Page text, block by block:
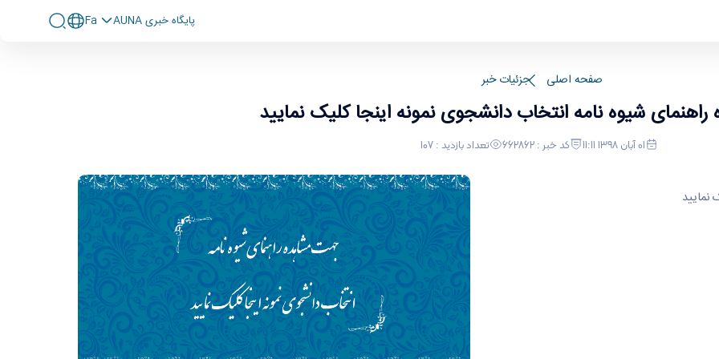
پايگاه خبری AUNA Fa
صفحه اصلی جزئیات خبر
شیوه نامه انتخاب دانشجوی نمونه اینجا کلیک نمایید
01 آبان 1398 11:11 کد خبر : 662862 تعداد بازدید : 107